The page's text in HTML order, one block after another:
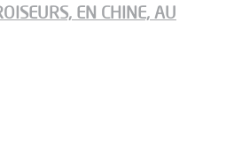
EN CHINE, AU